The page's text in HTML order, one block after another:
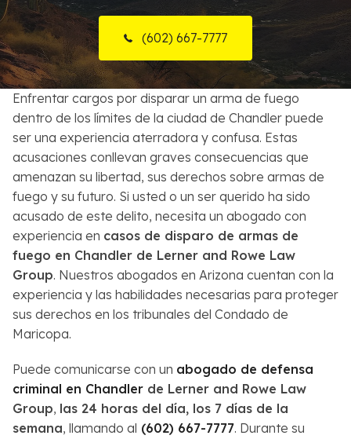
Sobre Nosotros
Contactos
English
Buscar
(602) 667-7777
Enfrentar cargos por disparar un arma de fuego
dentro de los límites de la ciudad de Chandler puede
ser una experiencia aterradora y confusa. Estas
acusaciones conllevan graves consecuencias que
amenazan su libertad, sus derechos sobre armas de
fuego y su futuro. Si usted o un ser querido ha sido
acusado de este delito, necesita un abogado con
experiencia en casos de disparo de armas de
fuego en Chandler de Lerner and Rowe Law
Group. Nuestros abogados en Arizona cuentan con la
experiencia y las habilidades necesarias para proteger
sus derechos en los tribunales del Condado de
Maricopa.
Puede comunicarse con un abogado de defensa
criminal en Chandler de Lerner and Rowe Law
Group, las 24 horas del día, los 7 días de la
semana, llamando al (602) 667-7777. Durante su